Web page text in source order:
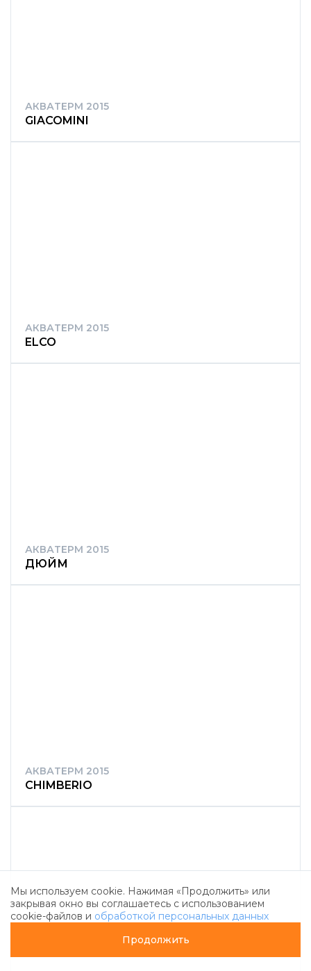
АКВАТЕРМ 2015
GIACOMINI
АКВАТЕРМ 2015
ELCO
АКВАТЕРМ 2015
ДЮЙМ
АКВАТЕРМ 2015
CHIMBERIO
Мы используем cookie. Нажимая «Продолжить» или
закрывая окно вы соглашаетесь с использованием
cookie-файлов и обработкой персональных данных
Продолжить